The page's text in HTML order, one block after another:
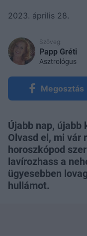
2023. április 28.
Szöveg:
Papp Gréti
Asztrológus
Megosztás
Újabb nap, újabb
Olvasd el, mi vár
horoszkópod
lavírozhass a
ügyesebben
hullámot.